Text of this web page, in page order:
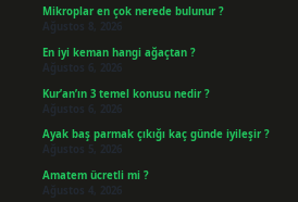
Mikroplar en çok nerede bulunur ?
Ağustos 8, 2026
En iyi keman hangi ağaçtan ?
Ağustos 6, 2026
Kur’an’ın 3 temel konusu nedir ?
Ağustos 6, 2026
Ayak baş parmak çıkığı kaç günde iyileşir ?
Ağustos 5, 2026
Amatem ücretli mi ?
Ağustos 4, 2026